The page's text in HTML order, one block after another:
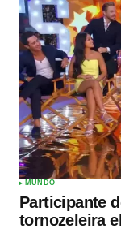
MUNDO
Participante
tornozeleira